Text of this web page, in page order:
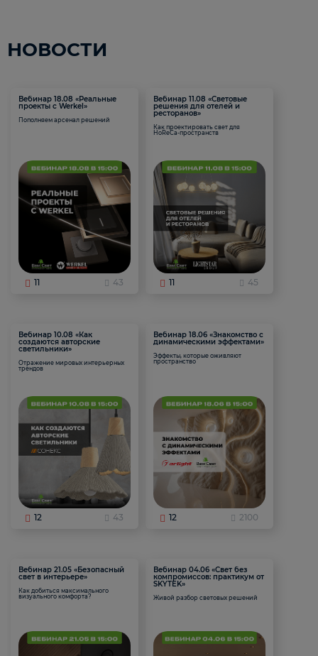
НОВОСТИ
Вебинар 18.08 «Реальные
проекты с Werkel»
Пополняем арсенал решений
11 43
Вебинар 11.08 «Световые
решения для отелей и
ресторанов»
Как проектировать свет для
HoReCa-пространств
11 45
Вебинар 10.08 «Как
создаются авторские
светильники»
Отражение мировых интерьерных
трендов
12 43
Вебинар 18.06 «Знакомство с
динамическими эффектами»
Эффекты, которые оживляют
пространство
12 2100
Вебинар 21.05 «Безопасный
свет в интерьере»
Как добиться максимального
визуального комфорта?
Вебинар 04.06 «Свет без
компромиссов: практикум от
SKYTEK»
Живой разбор световых решений